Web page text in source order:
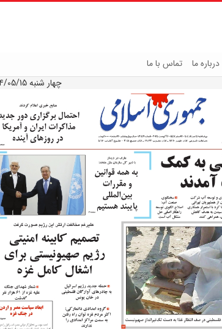
درباره ما تماس با ما
چهار شنبه 1404/05/15